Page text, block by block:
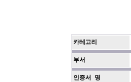
카테고리
부서
인증서 명